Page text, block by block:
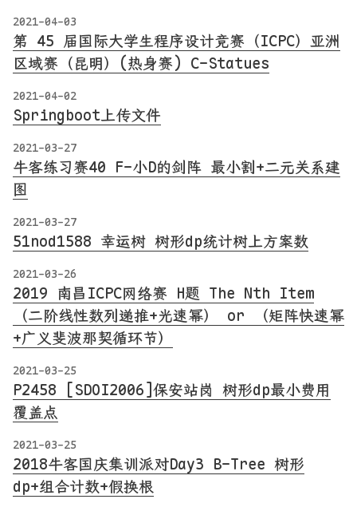
2021-04-03
第 45 届国际大学生程序设计竞赛（ICPC）亚洲
区域赛（昆明）(热身赛) C-Statues
2021-04-02
Springboot上传文件
2021-03-27
牛客练习赛40 F-小D的剑阵 最小割+二元关系建
图
2021-03-27
51nod1588 幸运树 树形dp统计树上方案数
2021-03-26
2019 南昌ICPC网络赛 H题 The Nth Item
（二阶线性数列递推+光速幂） or （矩阵快速幂
+广义斐波那契循环节）
2021-03-25
P2458 [SDOI2006]保安站岗 树形dp最小费用
覆盖点
2021-03-25
2018牛客国庆集训派对Day3 B-Tree 树形
dp+组合计数+假换根